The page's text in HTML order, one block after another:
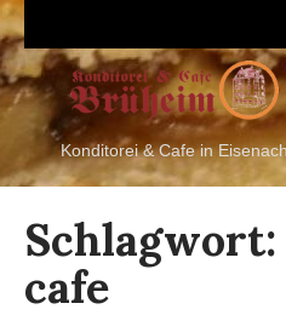
Konditorei & Cafe in
Schlagwort:
cafe